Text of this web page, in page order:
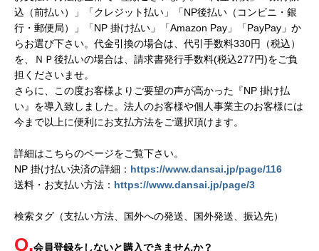
込（前払い）」「クレジット払い」「NP後払い（コンビニ・銀
行・郵便局）」「NP 掛け払い」「Amazon Pay」「PayPay」か
らお選び下さい。代金引換の場合は、代引手数料330円（税込）
を、ＮＰ後払いの場合は、請求書発行手数料(税込277円)をご負
担くださいませ。
さらに、この度お客様よりご要望の声が高かった『NP 掛け払
い』を導入致しました。法人のお客様や個人事業主のお客様には
今まで以上に便利にお支払方法をご選択頂けます。
詳細はこちらのページをご覧下さい。
NP 掛け払い決済の詳細： https://www.dansai.jp/page/116
送料・お支払い方法： https://www.dansai.jp/page/3
検索タグ（支払い方法、国外への発送、国外発送、振込先）
会員登録をしないと購入できませんか？